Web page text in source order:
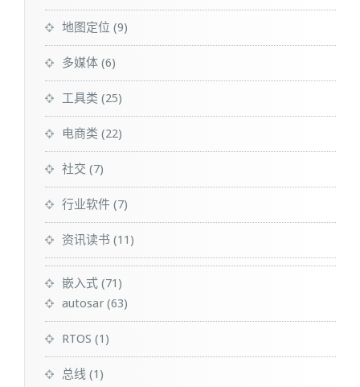
地图定位 (9)
多媒体 (6)
工具类 (25)
电商类 (22)
社交 (7)
行业软件 (7)
资讯读书 (11)
嵌入式 (71)
autosar (63)
RTOS (1)
总线 (1)